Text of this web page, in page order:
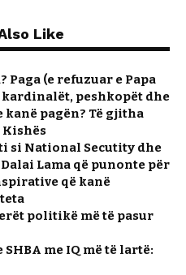
Like
Paga (e refuzuar e Papa
kardinalët, peshkopët dhe
pagën? Të gjitha
Kishës
si National Secutity dhe
Dalai Lama që punonte për
që kanë
politikë më të pasur
me IQ më të lartë: